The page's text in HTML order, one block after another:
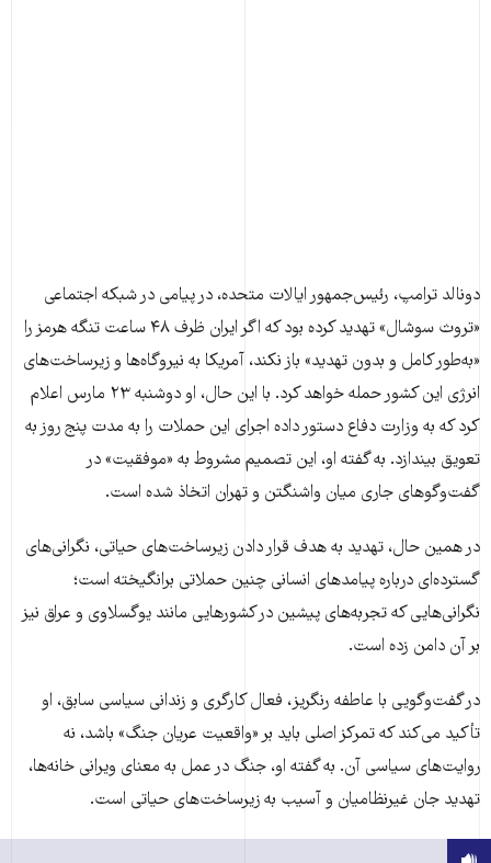
دونالد ترامپ، رئیس‌جمهور ایالات متحده، در پیامی در شبکه اجتماعی
«تروث سوشال» تهدید کرده بود که اگر ایران ظرف ۴۸ ساعت تنگه هرمز را
«به‌طور کامل و بدون تهدید» باز نکند، آمریکا به نیروگاه‌ها و زیرساخت‌های
انرژی این کشور حمله خواهد کرد. با این حال، او دوشنبه ۲۳ مارس اعلام
کرد که به وزارت دفاع دستور داده اجرای این حملات را به مدت پنج روز به
تعویق بیندازد. به گفته او، این تصمیم مشروط به «موفقیت» در
گفت‌وگوهای جاری میان واشنگتن و تهران اتخاذ شده است.
در همین حال، تهدید به هدف قرار دادن زیرساخت‌های حیاتی، نگرانی‌های
گسترده‌ای درباره پیامدهای انسانی چنین حملاتی برانگیخته است؛
نگرانی‌هایی که تجربه‌های پیشین در کشورهایی مانند یوگسلاوی و عراق نیز
بر آن دامن زده است.
در گفت‌وگویی با عاطفه رنگریز، فعال کارگری و زندانی سیاسی سابق، او
تأکید می‌کند که تمرکز اصلی باید بر «واقعیت عریان جنگ» باشد، نه
روایت‌های سیاسی آن. به گفته او، جنگ در عمل به معنای ویرانی خانه‌ها،
تهدید جان غیرنظامیان و آسیب به زیرساخت‌های حیاتی است.